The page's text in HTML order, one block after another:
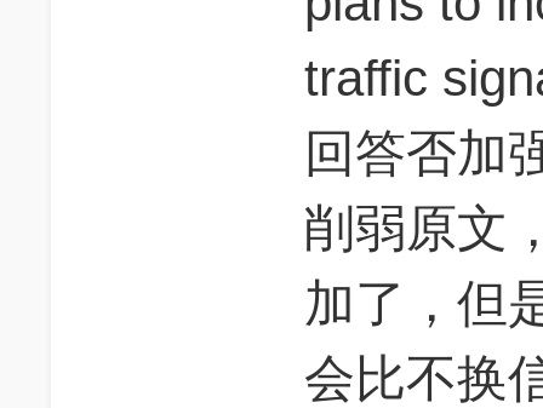
traffic
回答否加
削弱原文
加了，但
会比不换